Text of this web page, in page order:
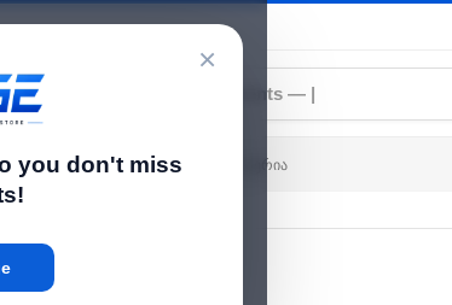
×
you don't miss
NVR - 1 მყარი Drive, Prime სერია